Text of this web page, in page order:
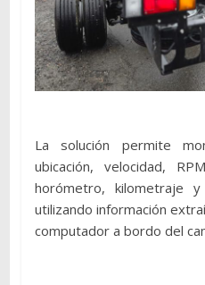
La solución permite
ubicación, velocidad,
horómetro, kilometraje
utilizando información
computador a bordo del